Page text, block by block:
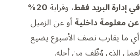
، وقرابة
20%
معلومة داخلية أو عن الزميل
أي ما يقارب نصف الأسبوع يضيع
الذي وُظّف من أجله.